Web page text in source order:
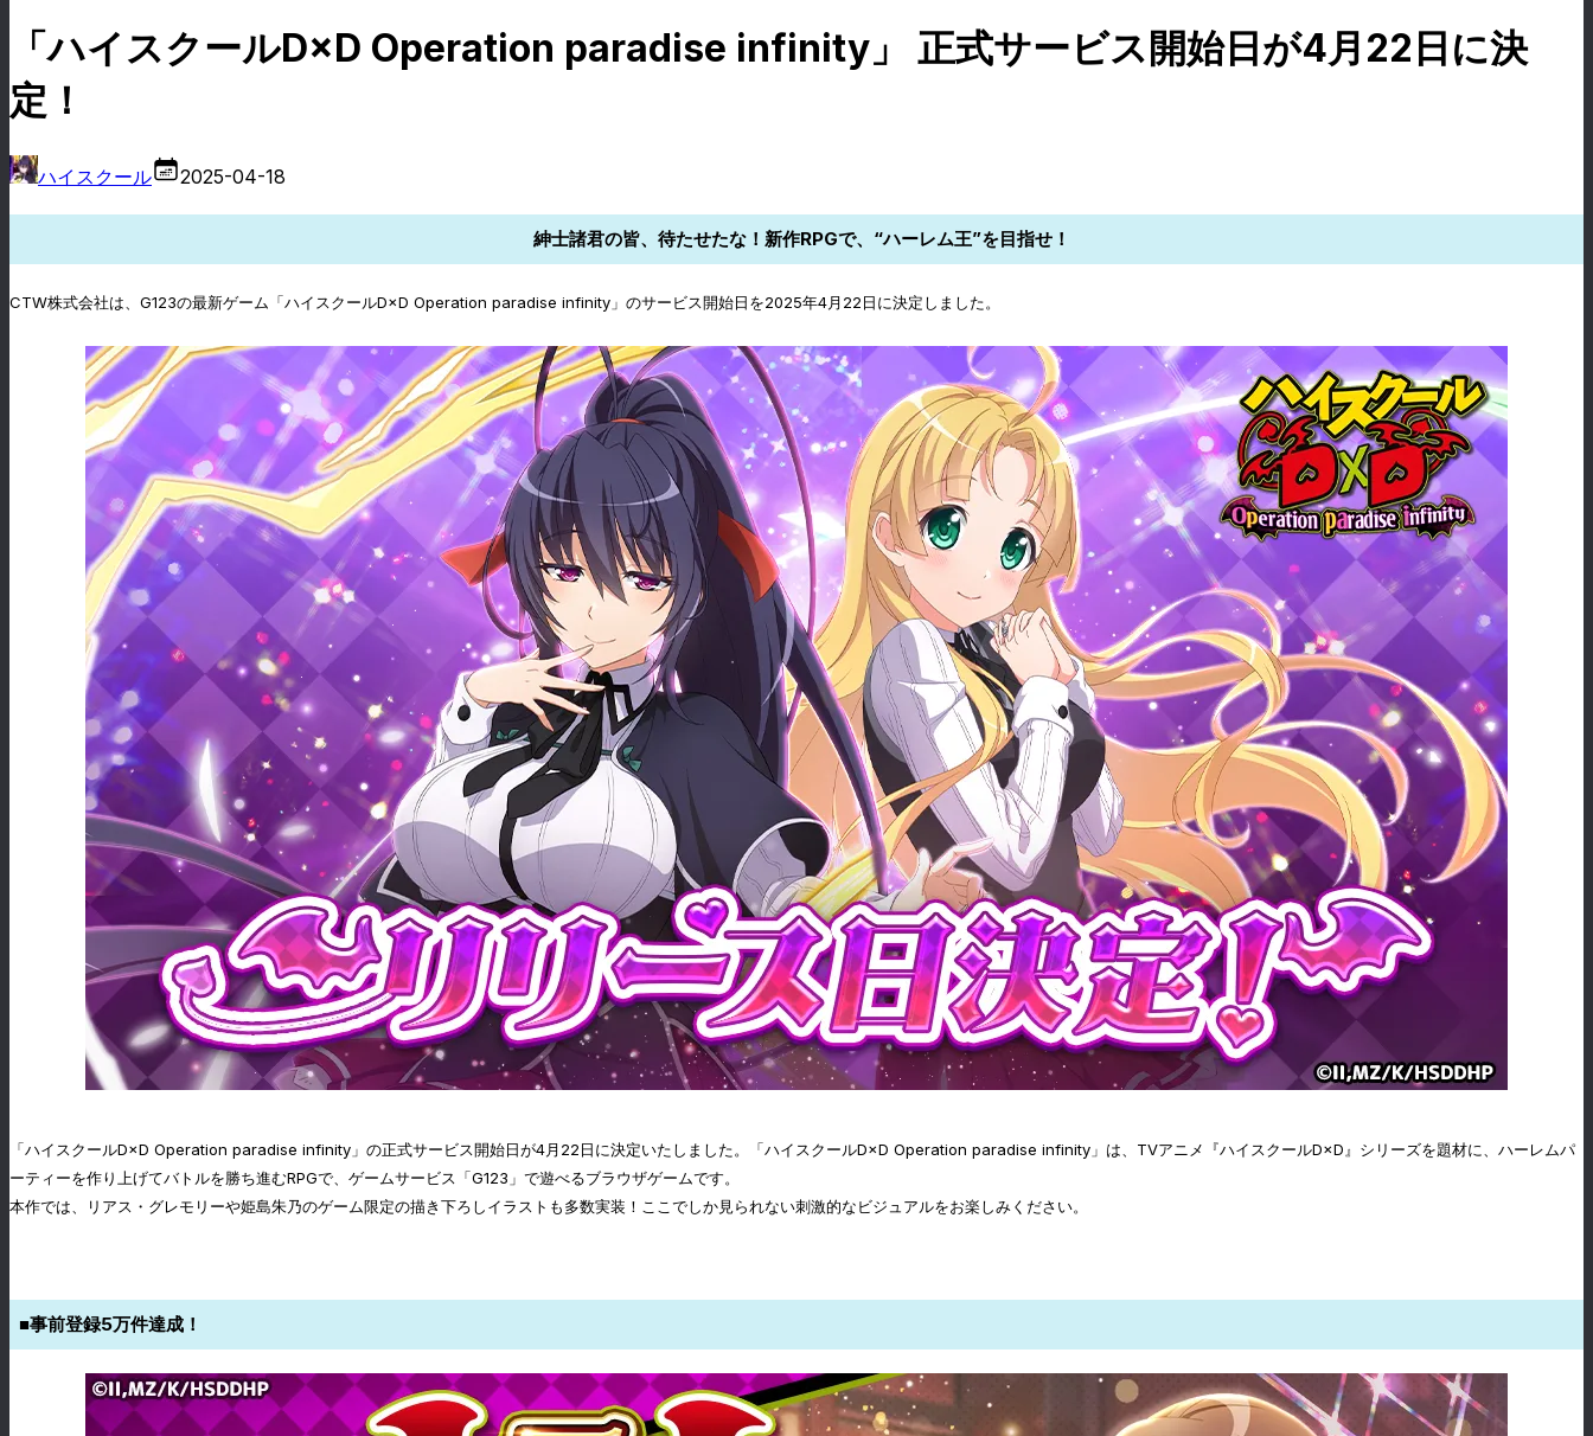
「ハイスクールD×D Operation paradise infinity」 正式サービス開始日が4月22日に決
定！
ハイスクール 2025-04-18
紳士諸君の皆、待たせたな！新作RPGで、“ハーレム王”を目指せ！
CTW株式会社は、G123の最新ゲーム「ハイスクールD×D Operation paradise infinity」のサービス開始日を2025年4月22日に決定しました。
「ハイスクールD×D Operation paradise infinity」の正式サービス開始日が4月22日に決定いたしました。「ハイスクールD×D Operation paradise infinity」は、TVアニメ『ハイスクールD×D』シリーズを題材に、ハーレムパ
ーティーを作り上げてバトルを勝ち進むRPGで、ゲームサービス「G123」で遊べるブラウザゲームです。
本作では、リアス・グレモリーや姫島朱乃のゲーム限定の描き下ろしイラストも多数実装！ここでしか見られない刺激的なビジュアルをお楽しみください。
■事前登録5万件達成！